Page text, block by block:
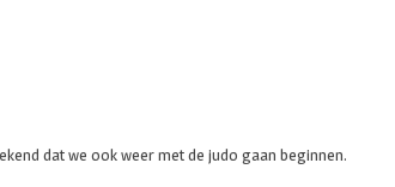
dat we ook weer met de judo gaan beginnen.